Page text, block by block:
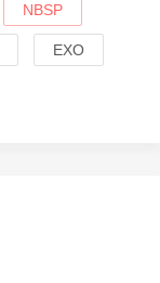
NBSP
EXO